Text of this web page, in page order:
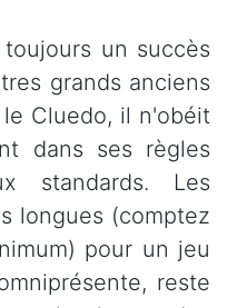
un succès
grands anciens
Cluedo, il n'obéit
dans ses règles
standards. Les
longues (comptez
pour un jeu
reste